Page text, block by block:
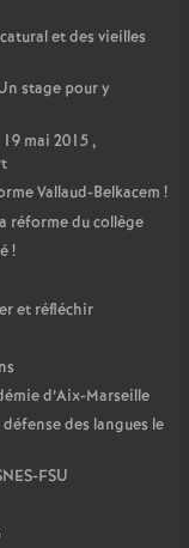
et des vieilles
stage pour y
mai 2015 ,
Vallaud-Belkacem !
réforme du collège
!
et réfléchir
d’Aix-Marseille
des langues le
FSU